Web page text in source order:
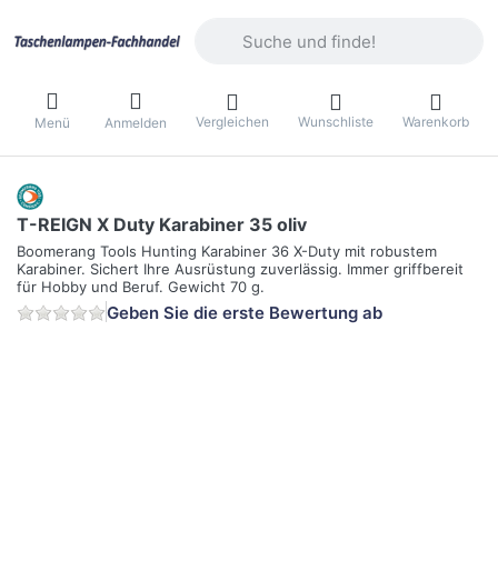
Menü Anmelden Vergleichen Wunschliste Warenkorb
T-REIGN X Duty Karabiner 35 oliv
Boomerang Tools Hunting Karabiner 36 X-Duty mit robustem
Karabiner. Sichert Ihre Ausrüstung zuverlässig. Immer griffbereit
für Hobby und Beruf. Gewicht 70 g.
Geben Sie die erste Bewertung ab